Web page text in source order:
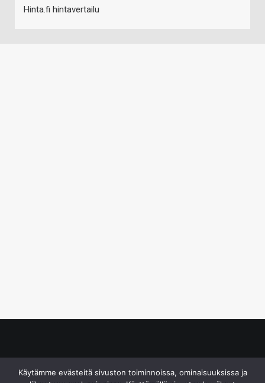
Hinta.fi hintavertailu
Käytämme evästeitä sivuston toiminnoissa, ominaisuuksissa ja